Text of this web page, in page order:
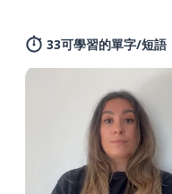
33可學習的單字/短語